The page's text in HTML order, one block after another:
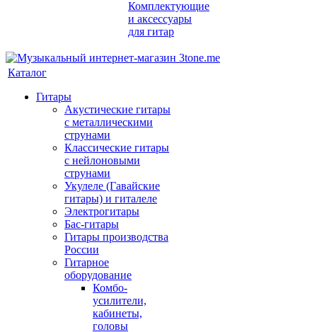
Комплектующие
и аксессуары
для гитар
Каталог
Гитары
Акустические гитары
с металлическими
струнами
Классические гитары
с нейлоновыми
струнами
Укулеле (Гавайские
гитары) и гиталеле
Электрогитары
Бас-гитары
Гитары производства
России
Гитарное
оборудование
Комбо-
усилители,
кабинеты,
головы